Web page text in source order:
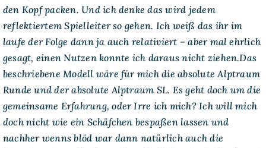
den Kopf packen. Und ich denke das wird jedem
reflektiertem Spielleiter so gehen. Ich weiß das ihr im
laufe der Folge dann ja auch relativiert – aber mal ehrlich
gesagt, einen Nutzen konnte ich daraus nicht ziehen.Das
beschriebene Modell wäre für mich die absolute Alptraum
Runde und der absolute Alptraum SL. Es geht doch um die
gemeinsame Erfahrung, oder Irre ich mich? Ich will mich
doch nicht wie ein Schäfchen bespaßen lassen und
nachher wenns blöd war dann natürlich auch die